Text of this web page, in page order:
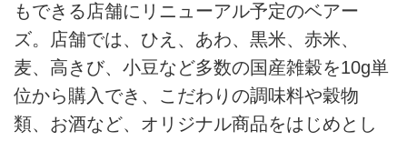
もできる店舗にリニューアル予定のベアー
ズ。店舗では、ひえ、あわ、黒米、赤米、
麦、高きび、小豆など多数の国産雑穀を10g単
位から購入でき、こだわりの調味料や穀物
類、お酒など、オリジナル商品をはじめとし